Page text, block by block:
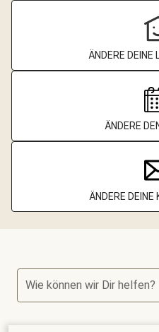
ÄNDERE DEINE
ÄNDERE
ÄNDERE
Wie können wir Dir helfen?